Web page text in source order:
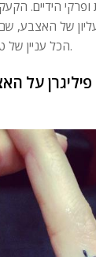
הידיים.
של האצבע,
הכל עניין של טעם ואורח חיים משלך.
על